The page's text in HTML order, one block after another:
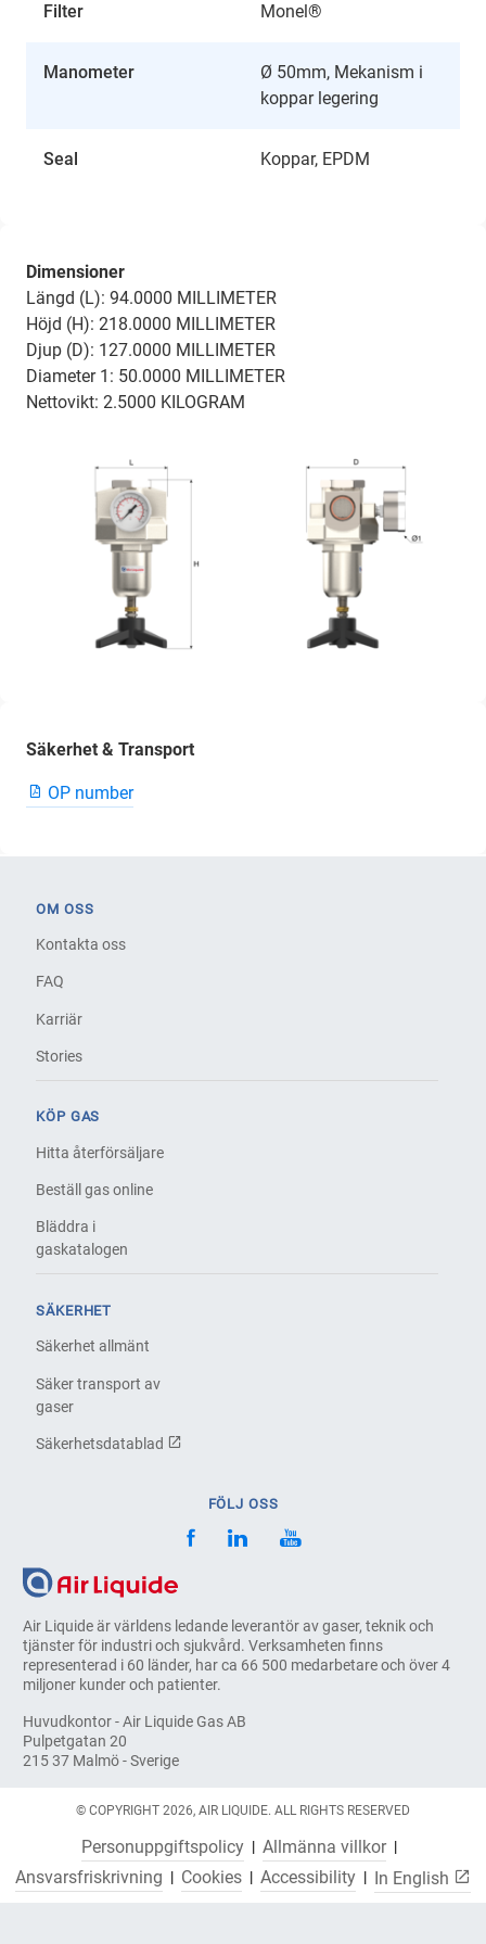
Filter Monel®
Manometer
Ø 50mm, Mekanism i
koppar legering
Seal Koppar, EPDM
Dimensioner
Längd (L): 94.0000 MILLIMETER
Höjd (H): 218.0000 MILLIMETER
Djup (D): 127.0000 MILLIMETER
Diameter 1: 50.0000 MILLIMETER
Nettovikt: 2.5000 KILOGRAM
Säkerhet & Transport
OP number
Air Liquide är världens ledande leverantör av gaser, teknik och
tjänster för industri och sjukvård. Verksamheten finns
representerad i 60 länder, har ca 66 500 medarbetare och över 4
miljoner kunder och patienter.
Huvudkontor - Air Liquide Gas AB
Pulpetgatan 20
215 37 Malmö - Sverige
OM OSS
Kontakta oss
FAQ
Karriär
Stories
KÖP GAS
Hitta återförsäljare
Beställ gas online
Bläddra i
gaskatalogen
SÄKERHET
Säkerhet allmänt
Säker transport av
gaser
Säkerhetsdatablad
FÖLJ OSS
© COPYRIGHT 2026, AIR LIQUIDE. ALL RIGHTS RESERVED
Personuppgiftspolicy
Allmänna villkor
Ansvarsfriskrivning
Cookies Accessibility In English